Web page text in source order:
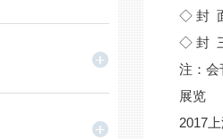
◇ 封
◇ 封
注：会
展览
2017